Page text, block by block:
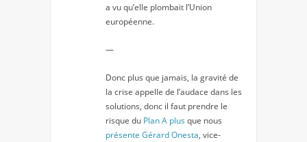
a vu qu’elle plombait l’Union
européenne.
—
Donc plus que jamais, la gravité de
la crise appelle de l’audace dans les
solutions, donc il faut prendre le
risque du Plan A plus que nous
présente Gérard Onesta, vice-